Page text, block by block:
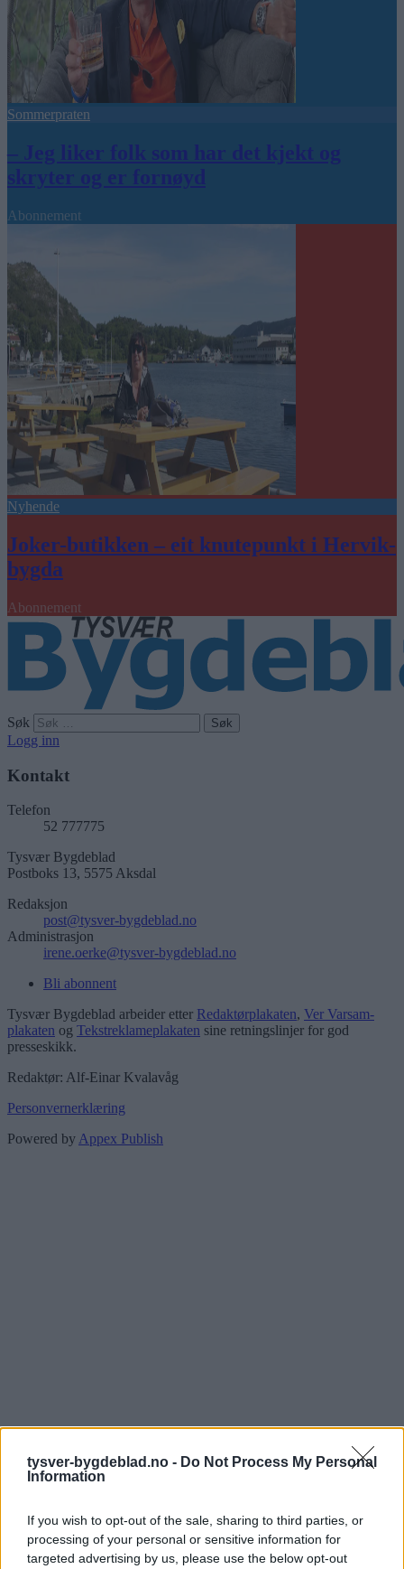
tysver-bygdeblad.no - Do Not Process My Personal
Information
If you wish to opt-out of the sale, sharing to third parties, or
processing of your personal or sensitive information for
targeted advertising by us, please use the below opt-out
Sommerpraten
– Jeg liker folk som har det kjekt og
skryter og er fornøyd
Abonnement
Nyhende
Joker-butikken – eit knutepunkt i Hervik-
bygda
Abonnement
Søk
Logg inn
Kontakt
Telefon
52 777775
Tysvær Bygdeblad
Postboks 13, 5575 Aksdal
Redaksjon
post@tysver-bygdeblad.no
Administrasjon
irene.oerke@tysver-bygdeblad.no
Bli abonnent
Tysvær Bygdeblad arbeider etter Redaktørplakaten, Ver Varsam-
plakaten og Tekstreklameplakaten sine retningslinjer for god
presseskikk.
Redaktør: Alf-Einar Kvalavåg
Personvernerklæring
Powered by Appex Publish